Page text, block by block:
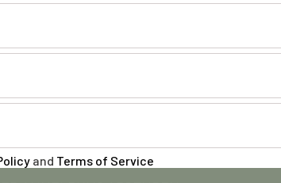
and Terms of Service